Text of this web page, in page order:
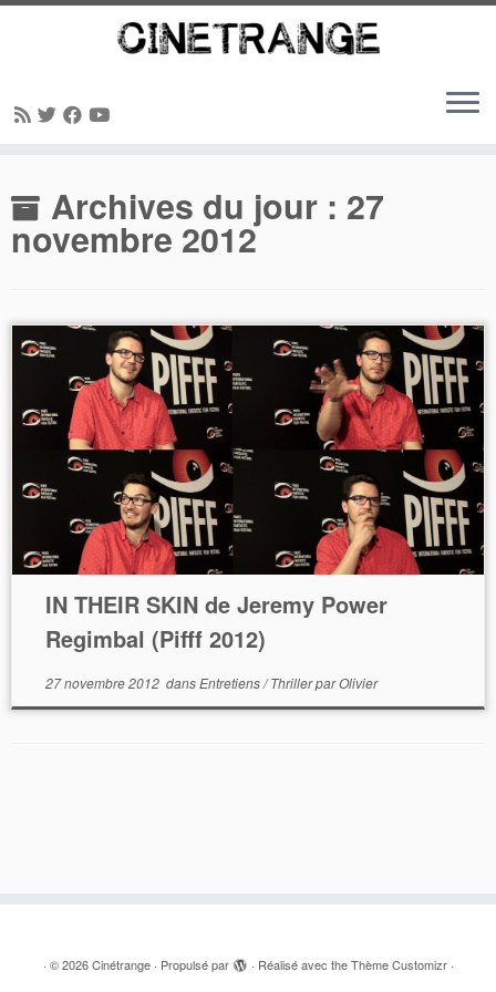
au
contenuArchives du jour : 27
novembre 2012
IN THEIR SKIN de Jeremy Power
Regimbal (Pifff 2012)
27 novembre 2012dansEntretiens/ThrillerparOlivier
· © 2026 Cinétrange· Propulsé par · Réalisé avec theThème Customizr·